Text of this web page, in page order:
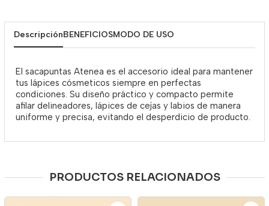
DescripciónBENEFICIOSMODO DE USO
El sacapuntas Atenea es el accesorio ideal para mantener
tus lápices cósmeticos siempre en perfectas
condiciones. Su diseño práctico y compacto permite
afilar delineadores, lápices de cejas y labios de manera
uniforme y precisa, evitando el desperdicio de producto.
PRODUCTOS RELACIONADOS